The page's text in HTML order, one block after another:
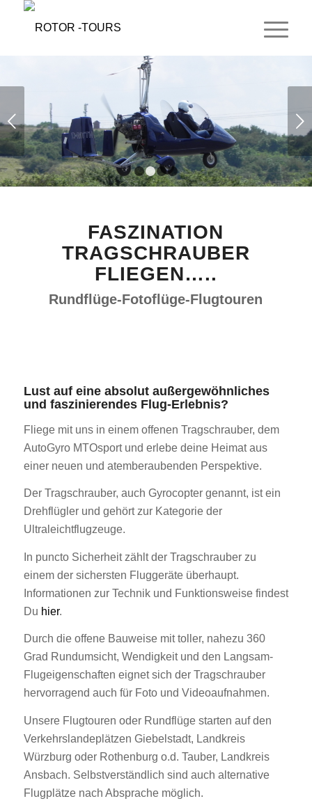
Weiter
1 2 3 4
FASZINATION
TRAGSCHRAUBER
FLIEGEN…..
Rundflüge-Fotoflüge-Flugtouren
Lust auf eine absolut außergewöhnliches
und faszinierendes Flug-Erlebnis?
Fliege mit uns in einem offenen Tragschrauber, dem
AutoGyro MTOsport und erlebe deine Heimat aus
einer neuen und atemberaubenden Perspektive.
Der Tragschrauber, auch Gyrocopter genannt, ist ein
Drehflügler und gehört zur Kategorie der
Ultraleichtflugzeuge.
In puncto Sicherheit zählt der Tragschrauber zu
einem der sichersten Fluggeräte überhaupt.
Informationen zur Technik und Funktionsweise findest
Du hier.
Durch die offene Bauweise mit toller, nahezu 360
Grad Rundumsicht, Wendigkeit und den Langsam-
Flugeigenschaften eignet sich der Tragschrauber
hervorragend auch für Foto und Videoaufnahmen.
Unsere Flugtouren oder Rundflüge starten auf den
Verkehrslandeplätzen Giebelstadt, Landkreis
Würzburg oder Rothenburg o.d. Tauber, Landkreis
Ansbach. Selbstverständlich sind auch alternative
Flugplätze nach Absprache möglich.